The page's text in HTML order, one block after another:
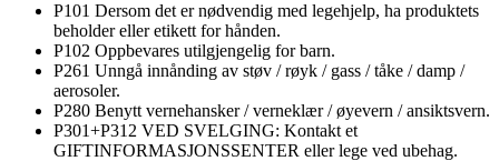
P101 Dersom det er nødvendig med legehjelp, ha produktets
beholder eller etikett for hånden.
P102 Oppbevares utilgjengelig for barn.
P261 Unngå innånding av støv / røyk / gass / tåke / damp /
aerosoler.
P280 Benytt vernehansker / verneklær / øyevern / ansiktsvern.
P301+P312 VED SVELGING: Kontakt et
GIFTINFORMASJONSSENTER eller lege ved ubehag.